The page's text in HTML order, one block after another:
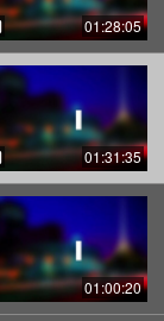
01:28:05
01:31:35
01:00:20